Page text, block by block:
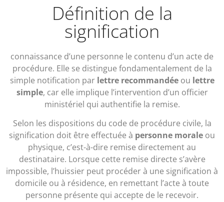
Définition de la
signification
connaissance d’une personne le contenu d’un acte de
procédure. Elle se distingue fondamentalement de la
simple notification par lettre recommandéeou lettre
simple, car elle implique l’intervention d’un officier
ministériel qui authentifie la remise.
Selon les dispositions du code de procédure civile, la
signification doit être effectuée à personne morale ou
physique, c’est-à-dire remise directement au
destinataire. Lorsque cette remise directe s’avère
impossible, l’huissier peut procéder à une signification à
domicile ou à résidence, en remettant l’acte à toute
personne présente qui accepte de le recevoir.